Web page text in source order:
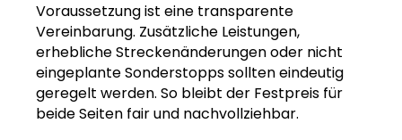
Voraussetzung ist eine transparente
Vereinbarung. Zusätzliche Leistungen,
erhebliche Streckenänderungen oder nicht
eingeplante Sonderstopps sollten eindeutig
geregelt werden. So bleibt der Festpreis für
beide Seiten fair und nachvollziehbar.